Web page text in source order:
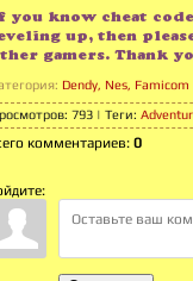
you know cheat
up, then
gamers. Thank
: Dendy, Nes, Famicom
: 793 | Теги:
комментариев: 0